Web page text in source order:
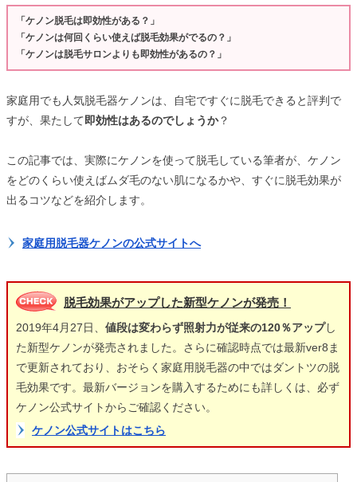
「ケノン脱毛は即効性がある？」
「ケノンは何回くらい使えば脱毛効果がでるの？」
「ケノンは脱毛サロンよりも即効性があるの？」
家庭用でも人気脱毛器ケノンは、自宅ですぐに脱毛できると評判で
すが、果たして 即効性はあるのでしょうか？
この記事では、実際にケノンを使って脱毛している筆者が、ケノン
をどのくらい使えばムダ毛のない肌になるかや、すぐに脱毛効果が
出るコツなどを紹介します。
家庭用脱毛器ケノンの公式サイトへ
脱毛効果がアップした新型ケノンが発売！
2019年4月27日、 値段は変わらず照射力が従来の120％アップし
た新型ケノンが発売されました。さらに確認時点では最新ver8ま
で更新されており、おそらく家庭用脱毛器の中ではダントツの脱
毛効果です。最新バージョンを購入するためにも詳しくは、必ず
ケノン公式サイトからご確認ください。
ケノン公式サイトはこちら